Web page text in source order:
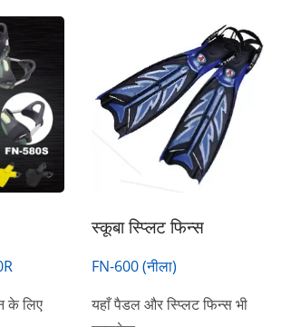
के लिए
स्कूबा स्प्लिट फिन्स
FN-600 (नीला)
यहाँ पैडल और स्प्लिट फिन्स भी